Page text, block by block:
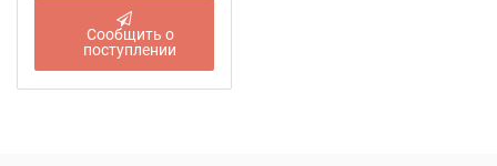
Сообщить о
поступлении